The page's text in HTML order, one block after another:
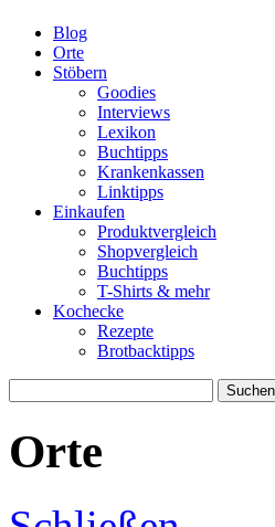
Blog
Orte
Stöbern
Goodies
Interviews
Lexikon
Buchtipps
Krankenkassen
Linktipps
Einkaufen
Produktvergleich
Shopvergleich
Buchtipps
T-Shirts & mehr
Kochecke
Rezepte
Brotbacktipps
Orte